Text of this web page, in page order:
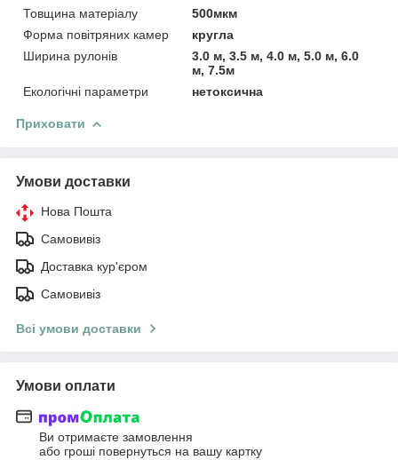
Товщина матеріалу
500мкм
Форма повітряних камер
кругла
Ширина рулонів
3.0 м, 3.5 м, 4.0 м, 5.0 м, 6.0
м, 7.5м
Екологічні параметри
нетоксична
Приховати
Умови доставки
Нова Пошта
Самовивіз
Доставка кур'єром
Самовивіз
Всі умови доставки
Умови оплати
Ви отримаєте замовлення
або гроші повернуться на вашу картку